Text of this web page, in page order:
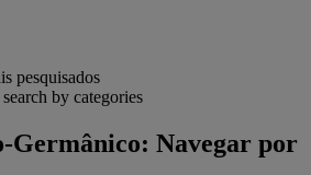
pesquisados
by categories
Germânico: Navegar por